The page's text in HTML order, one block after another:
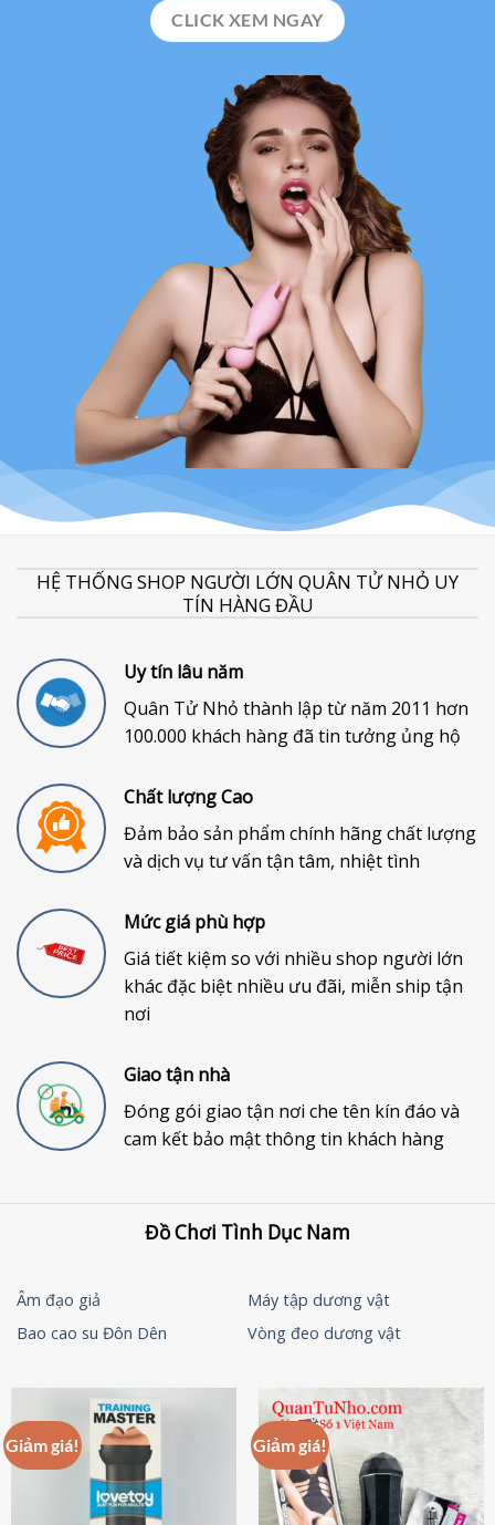
CLICK XEM NGAY
HỆ THỐNG SHOP NGƯỜI LỚN QUÂN TỬ NHỎ UY
TÍN HÀNG ĐẦU
Uy tín lâu năm
Quân Tử Nhỏ thành lập từ năm 2011 hơn
100.000 khách hàng đã tin tưởng ủng hộ
Chất lượng Cao
Đảm bảo sản phẩm chính hãng chất lượng
và dịch vụ tư vấn tận tâm, nhiệt tình
Mức giá phù hợp
Giá tiết kiệm so với nhiều shop người lớn
khác đặc biệt nhiều ưu đãi, miễn ship tận
nơi
Giao tận nhà
Đóng gói giao tận nơi che tên kín đáo và
cam kết bảo mật thông tin khách hàng
Đồ Chơi Tình Dục Nam
Âm đạo giả
Máy tập dương vật
Bao cao su Đôn Dên
Vòng đeo dương vật
Giảm giá! Giảm giá!